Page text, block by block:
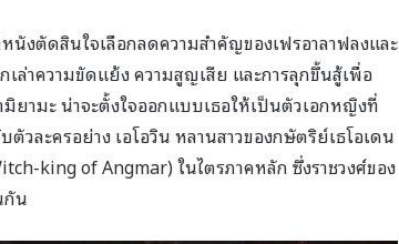
นังตัดสินใจเลือกลดความสำคัญของเฟรอาลาฟลงและ
ล่าความขัดแย้ง ความสูญเสีย และการลุกขึ้นสู้เพื่อ
ยามะ น่าจะตั้งใจออกแบบเธอให้เป็นตัวเอกหญิงที่
วละครอย่าง เอโอวิน หลานสาวของกษัตริย์เธโอเดน
king of Angmar) ในไตรภาคหลัก ซึ่งราชวงศ์ของ
กัน